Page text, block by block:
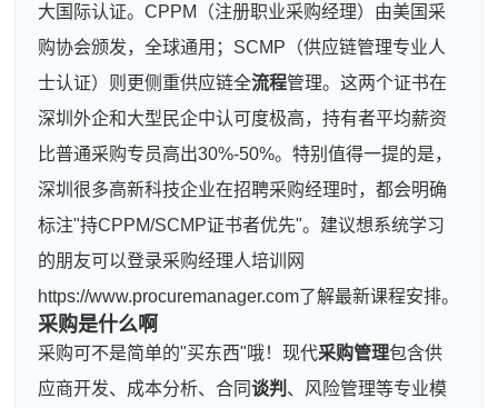
大国际认证。CPPM（注册职业采购经理）由美国采
购协会颁发，全球通用；SCMP（供应链管理专业人
士认证）则更侧重供应链全流程管理。这两个证书在
深圳外企和大型民企中认可度极高，持有者平均薪资
比普通采购专员高出30%-50%。特别值得一提的是，
深圳很多高新科技企业在招聘采购经理时，都会明确
标注"持CPPM/SCMP证书者优先"。建议想系统学习
的朋友可以登录采购经理人培训网
https://www.procuremanager.com了解最新课程安排。
采购是什么啊
采购可不是简单的"买东西"哦！现代采购管理包含供
应商开发、成本分析、合同谈判 、风险管理等专业模